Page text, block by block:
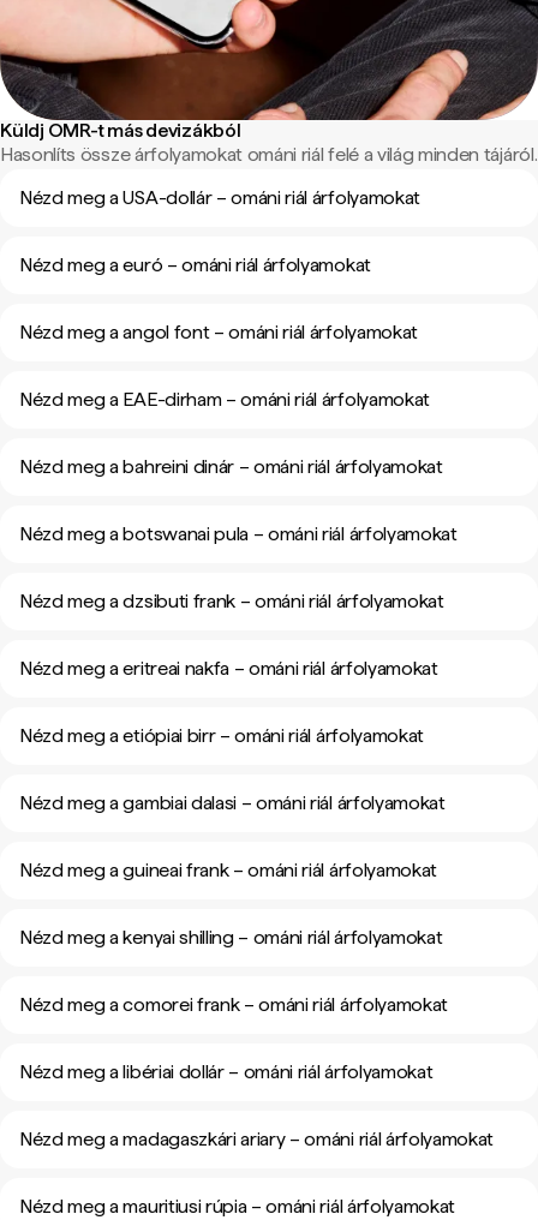
Küldj OMR-t más devizákból
Hasonlíts össze árfolyamokat ománi riál felé a világ minden tájáról.
Nézd meg a USA-dollár – ománi riál árfolyamokat
Nézd meg a euró – ománi riál árfolyamokat
Nézd meg a angol font – ománi riál árfolyamokat
Nézd meg a EAE-dirham – ománi riál árfolyamokat
Nézd meg a bahreini dinár – ománi riál árfolyamokat
Nézd meg a botswanai pula – ománi riál árfolyamokat
Nézd meg a dzsibuti frank – ománi riál árfolyamokat
Nézd meg a eritreai nakfa – ománi riál árfolyamokat
Nézd meg a etiópiai birr – ománi riál árfolyamokat
Nézd meg a gambiai dalasi – ománi riál árfolyamokat
Nézd meg a guineai frank – ománi riál árfolyamokat
Nézd meg a kenyai shilling – ománi riál árfolyamokat
Nézd meg a comorei frank – ománi riál árfolyamokat
Nézd meg a libériai dollár – ománi riál árfolyamokat
Nézd meg a madagaszkári ariary – ománi riál árfolyamokat
Nézd meg a mauritiusi rúpia – ománi riál árfolyamokat